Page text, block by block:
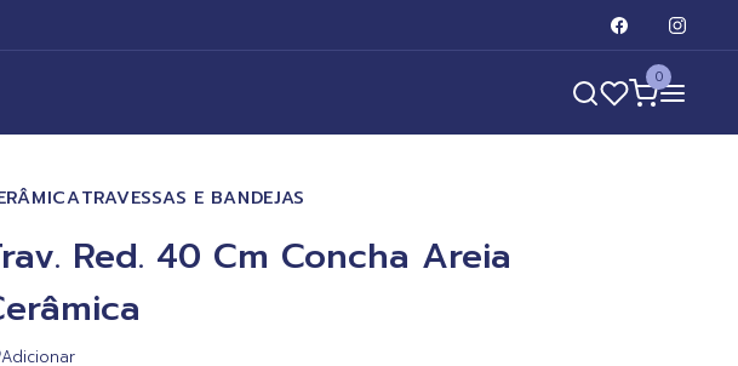
0
TRAVESSAS E BANDEJAS
Red. 40 Cm Concha Areia
Adicionar